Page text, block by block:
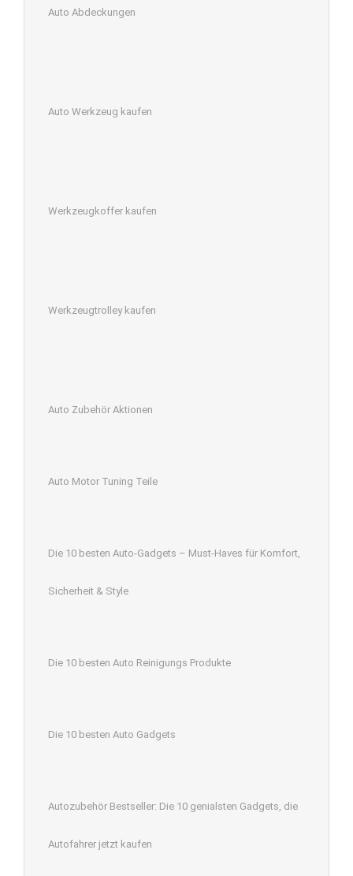
Auto Abdeckungen
Auto Werkzeug kaufen
Werkzeugkoffer kaufen
Werkzeugtrolley kaufen
Auto Zubehör Aktionen
Auto Motor Tuning Teile
Die 10 besten Auto-Gadgets – Must-Haves für Komfort,
Sicherheit & Style
Die 10 besten Auto Reinigungs Produkte
Die 10 besten Auto Gadgets
Autozubehör Bestseller: Die 10 genialsten Gadgets, die
Autofahrer jetzt kaufen